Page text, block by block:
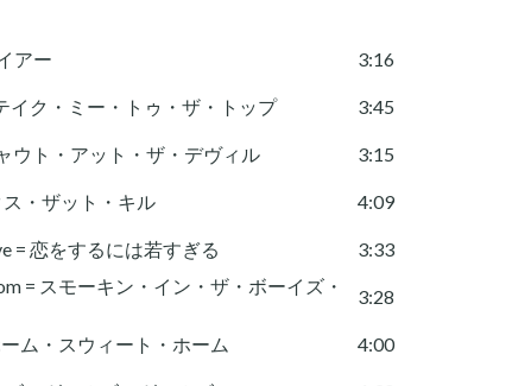
アー
3:16
イク・ミー・トゥ・ザ・トップ
3:45
ウト・アット・ザ・デヴィル
3:15
・ザット・キル
4:09
= 恋をするには若すぎる
3:33
= スモーキン・イン・ザ・ボーイズ・
3:28
ム・スウィート・ホーム
4:00